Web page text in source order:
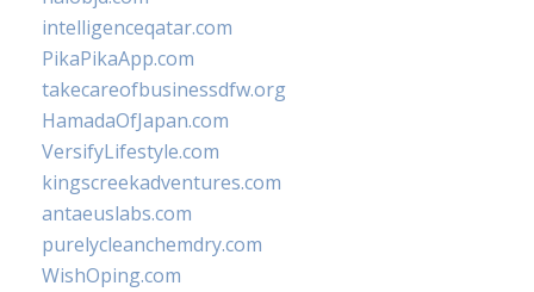
intelligenceqatar.com
PikaPikaApp.com
takecareofbusinessdfw.org
HamadaOfJapan.com
VersifyLifestyle.com
kingscreekadventures.com
antaeuslabs.com
purelycleanchemdry.com
WishOping.com